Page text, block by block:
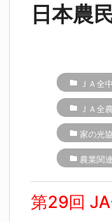
日本農
folder ＪＡ全
folder ＪＡ全
folder 家の光
folder 農業関
第29回